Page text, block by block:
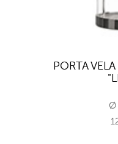
PORTA
Ø